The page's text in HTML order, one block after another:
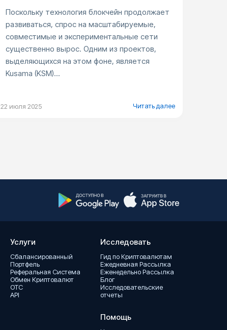
Поскольку технология блокчейн продолжает
развиваться, спрос на масштабируемые,
совместимые и экспериментальные сети
существенно вырос. Одним из проектов,
выделяющихся на этом фоне, является
Kusama (KSM)...
22 июля 2025 Читать далее
Услуги
Сбалансированный
Портфель
Реферальная Система
Обмен Kриптовалют
OTC
API
Исследовать
Гид по Криптовалютам
Ежедневная Pассылка
Еженедельно Pассылка
Блог
Исследовательские
отчеты
Помощь